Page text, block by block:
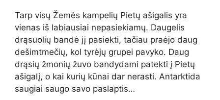
Tarp visų Žemės kampelių Pietų ašigalis yra
vienas iš labiausiai nepasiekiamų. Daugelis
drąsuolių bandė jį pasiekti, tačiau praėjo daug
dešimtmečių, kol tyrėjų grupei pavyko. Daug
drąsių žmonių žuvo bandydami patekti į Pietų
ašigalį, o kai kurių kūnai dar nerasti. Antarktida
saugiai saugo savo paslaptis…